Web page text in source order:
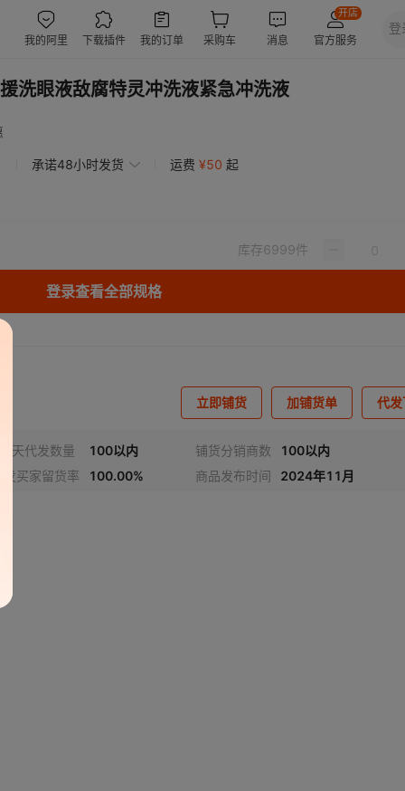
洗眼液敌腐特灵冲洗液紧急冲洗液
承诺48小时发货 运费 ¥50 起
库存6999件
登录查看全部规格
立即铺货 加铺货单 代
7天代发数量 100以内 铺货分销商数
100以内
发买家留货率
100.00% 商品发布时间 2024年11月